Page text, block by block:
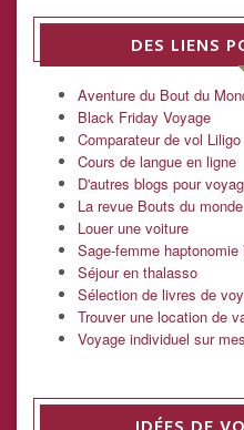
DES LIENS
Aventure du Bout du
Black Friday Voyage
Comparateur de vol Liligo
Cours de langue en ligne
D'autres blogs pour
La revue Bouts du monde
Louer une voiture
Sage-femme haptonomie
Séjour en thalasso
Sélection de livres de
Trouver une location de
Voyage individuel sur